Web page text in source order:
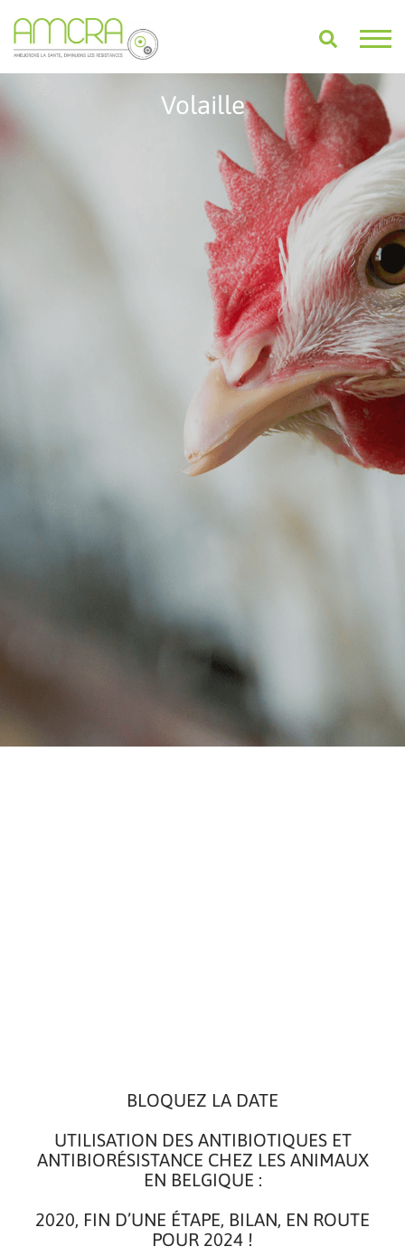
Volaille
BLOQUEZ LA DATE
UTILISATION DES ANTIBIOTIQUES ET
ANTIBIORÉSISTANCE CHEZ LES ANIMAUX
EN BELGIQUE :
2020, FIN D’UNE ÉTAPE, BILAN, EN ROUTE
POUR 2024 !